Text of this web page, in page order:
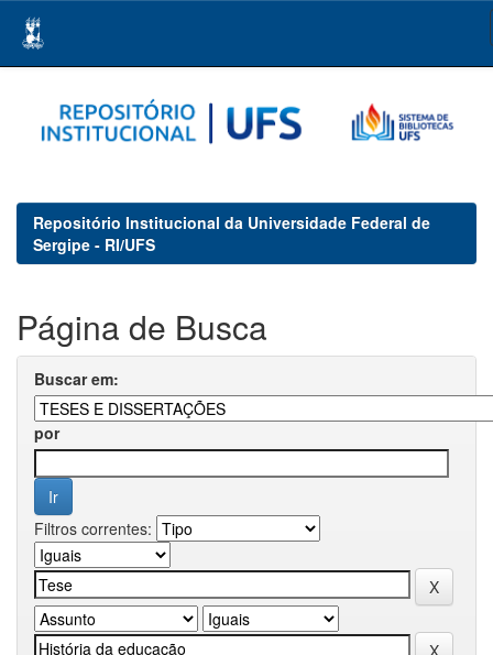
navigation
Repositório Institucional da Universidade Federal de
Sergipe - RI/UFS
Página de Busca
Buscar em:
por
Filtros correntes: